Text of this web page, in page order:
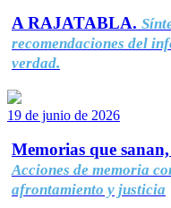
A RAJATABLA.
recomendaciones del
verdad.
19 de junio de 2026
Memorias que
Acciones de memoria
afrontamiento y justicia